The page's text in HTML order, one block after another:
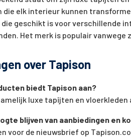
elk interieur kunnen
geschikt is voor verschillende
Het merk is populair
over Tapison
biedt Tapison aan?
luxe tapijten en
blijven van aanbiedingen en
voor de nieuwsbrief op